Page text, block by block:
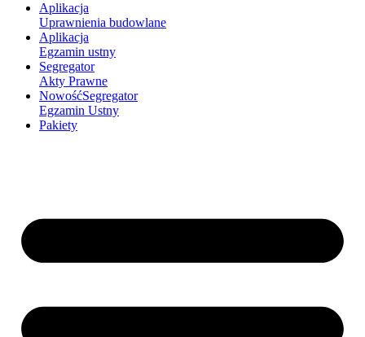
Aplikacja
Uprawnienia budowlane
Aplikacja
Egzamin ustny
Segregator
Akty Prawne
NowośćSegregator
Egzamin Ustny
Pakiety